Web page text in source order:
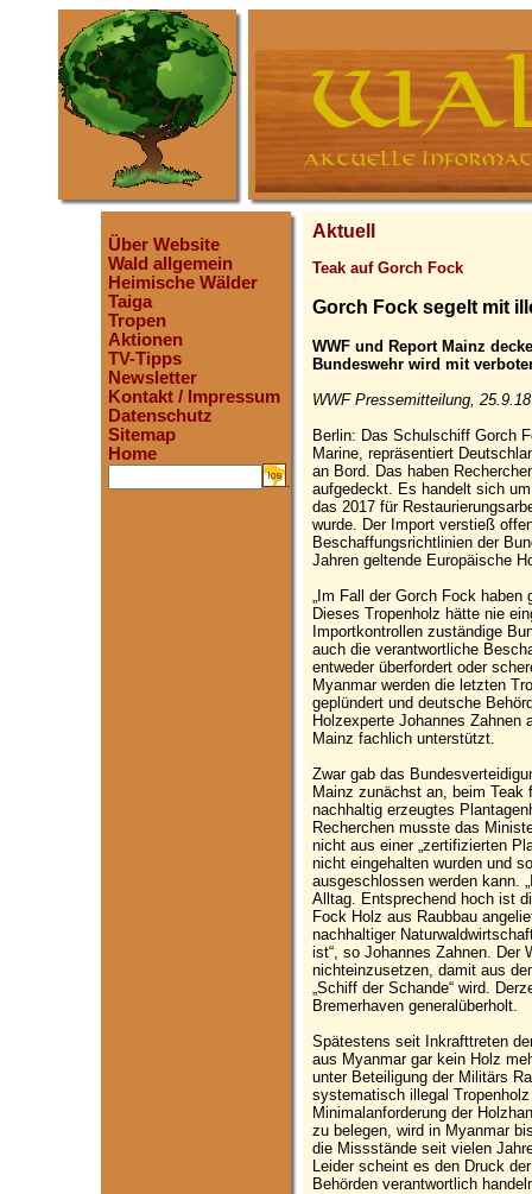
Über Website
Wald allgemein
Heimische Wälder
Taiga
Tropen
Aktionen
TV-Tipps
Newsletter
Kontakt / Impressum
Datenschutz
Sitemap
Home
.
Aktuell
Teak auf Gorch Fock
Gorch Fock segelt mit
WWF und Report Mainz
Bundeswehr wird mit
WWF Pressemitteilung, 25.9.18
Berlin: Das Schulschiff Gorch
Marine, repräsentiert
an Bord. Das haben
aufgedeckt. Es handelt sich
das 2017 für
wurde. Der Import verstieß
Beschaffungsrichtlinien der
Jahren geltende Europäische
„Im Fall der Gorch Fock
Dieses Tropenholz hätte nie
Importkontrollen zuständige
auch die verantwortliche
entweder überfordert oder
Myanmar werden die letzten
geplündert und deutsche
Holzexperte Johannes Zahnen
Mainz fachlich unterstützt.
Zwar gab das
Mainz zunächst an, beim
nachhaltig erzeugtes
Recherchen musste das
nicht aus einer „zertifizierten
nicht eingehalten wurden und
ausgeschlossen werden kann.
Alltag. Entsprechend hoch ist
Fock Holz aus Raubbau
nachhaltiger
ist“, so Johannes Zahnen. Der
nichteinzusetzen, damit aus
„Schiff der Schande“ wird.
Bremerhaven generalüberholt.
Spätestens seit Inkrafttreten
aus Myanmar gar kein Holz
unter Beteiligung der Militärs
systematisch illegal
Minimalanforderung der
zu belegen, wird in Myanmar
die Missstände seit vielen
Leider scheint es den Druck
Behörden verantwortlich